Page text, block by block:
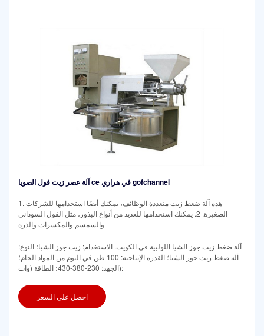
آلة عصر زيت فول الصويا ce في هراري gofchannel
1. هذه آلة ضغط زيت متعددة الوظائف، يمكنك أيضًا استخدامها للشركات
الصغيرة. 2. يمكنك استخدامها للعديد من أنواع البذور، مثل الفول السوداني
والسمسم والمكسرات والذرة
آلة ضغط زيت جوز الشيا اللولبية في الكويت. الاستخدام: زيت جوز الشيا؛ النوع:
آلة ضغط زيت جوز الشيا؛ القدرة الإنتاجية: 100 طن في اليوم من المواد الخام؛
الجهد: 230-380-430؛ الطاقة (وات):
احصل على السعر